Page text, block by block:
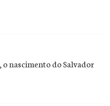
nascimento do Salvador